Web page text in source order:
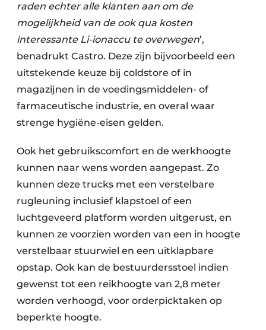
raden echter alle klanten aan om de
mogelijkheid van de ook qua kosten
interessante Li-ionaccu te overwegen’,
benadrukt Castro. Deze zijn bijvoorbeeld een
uitstekende keuze bij coldstore of in
magazijnen in de voedingsmiddelen- of
farmaceutische industrie, en overal waar
strenge hygiëne-eisen gelden.
Ook het gebruikscomfort en de werkhoogte
kunnen naar wens worden aangepast. Zo
kunnen deze trucks met een verstelbare
rugleuning inclusief klapstoel of een
luchtgeveerd platform worden uitgerust, en
kunnen ze voorzien worden van een in hoogte
verstelbaar stuurwiel en een uitklapbare
opstap. Ook kan de bestuurdersstoel indien
gewenst tot een reikhoogte van 2,8 meter
worden verhoogd, voor orderpicktaken op
beperkte hoogte.